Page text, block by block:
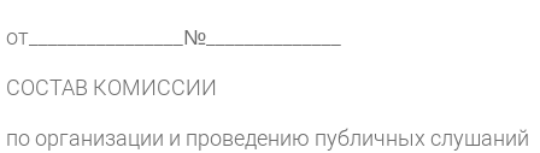
от________________№______________
СОСТАВ КОМИССИИ
по организации и проведению публичных слушаний